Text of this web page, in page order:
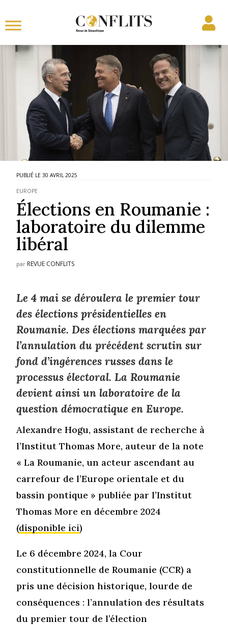
30 AVRIL 2025
EUROPE
Élections en Roumanie :
laboratoire du dilemme
libéral
par REVUE CONFLITS
Le 4 mai se déroulera le premier tour
des élections présidentielles en
Roumanie. Des élections marquées par
l’annulation du précédent scrutin sur
fond d’ingérences russes dans le
processus électoral. La Roumanie
devient ainsi un laboratoire de la
question démocratique en Europe.
Alexandre Hogu, assistant de recherche à
l’Institut Thomas More, auteur de la note
« La Roumanie, un acteur ascendant au
carrefour de l’Europe orientale et du
bassin pontique » publiée par l’Institut
Thomas More en décembre 2024
(disponible ici)
Le 6 décembre 2024, la Cour
constitutionnelle de Roumanie (CCR) a
pris une décision historique, lourde de
conséquences : l’annulation des résultats
du premier tour de l’élection